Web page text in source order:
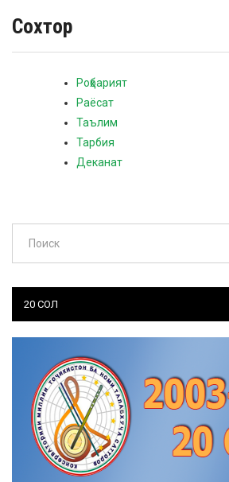
Сохтор
Роҳбарият
Раёсат
Таълим
Тарбия
Деканат
Search
20 СОЛ